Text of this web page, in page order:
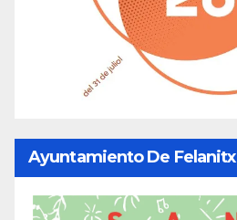
Ayuntamiento De Felanitx